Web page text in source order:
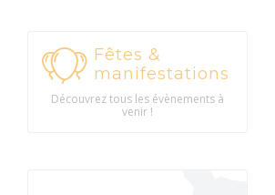
Fêtes &
manifestations
Découvrez tous les évènements à
venir !